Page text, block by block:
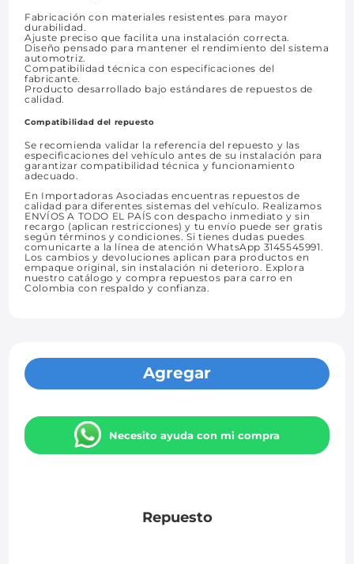
Fabricación con materiales resistentes para mayor
durabilidad.
Ajuste preciso que facilita una instalación correcta.
Diseño pensado para mantener el rendimiento del sistema
automotriz.
Compatibilidad técnica con especificaciones del
fabricante.
Producto desarrollado bajo estándares de repuestos de
calidad.
Compatibilidad del repuesto
Se recomienda validar la referencia del repuesto y las
especificaciones del vehículo antes de su instalación para
garantizar compatibilidad técnica y funcionamiento
adecuado.
En Importadoras Asociadas encuentras repuestos de
calidad para diferentes sistemas del vehículo. Realizamos
ENVÍOS A TODO EL PAÍS con despacho inmediato y sin
recargo (aplican restricciones) y tu envío puede ser gratis
según términos y condiciones. Si tienes dudas puedes
comunicarte a la línea de atención WhatsApp 3145545991.
Los cambios y devoluciones aplican para productos en
empaque original, sin instalación ni deterioro. Explora
nuestro catálogo y compra repuestos para carro en
Colombia con respaldo y confianza.
Agregar
Necesito ayuda con mi compra
Repuesto